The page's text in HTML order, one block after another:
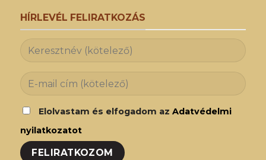
HÍRLEVÉL FELIRATKOZÁS
Elolvastam és elfogadom az Adatvédelmi
nyilatkozatot